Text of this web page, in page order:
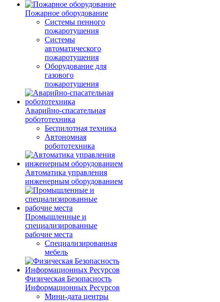
Пожарное оборудование
Системы пенного
пожаротушения
Системы
автоматического
пожаротушения
Оборудование для
газового
пожаротушения
Аварийно-спасательная
робототехника
Беспилотная техника
Автономная
робототехника
Автоматика управления
инженерным оборудованием
Промышленные и
специализированные
рабочие места
Специализированная
мебель
Физическая Безопасность
Информационных Ресурсов
Мини-дата центры